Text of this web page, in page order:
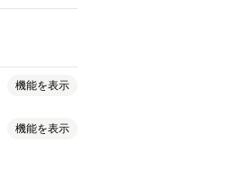
機能を表示
機能を表示